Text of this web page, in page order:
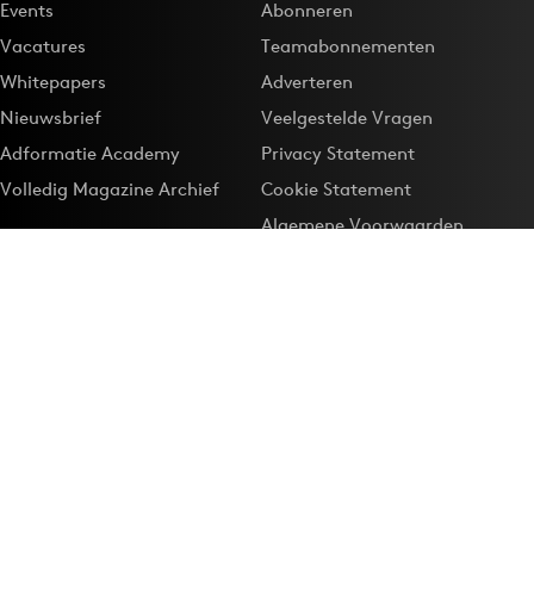
Events
Vacatures
Whitepapers
Nieuwsbrief
Adformatie Academy
Volledig Magazine Archief
Abonneren
Teamabonnementen
Adverteren
Veelgestelde Vragen
Privacy Statement
Cookie Statement
Algemene Voorwaarden